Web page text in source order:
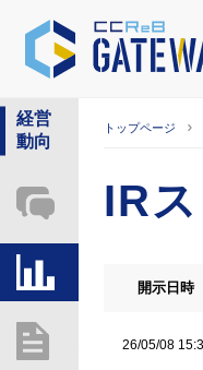
経営
動向
ホットワード分
総研レポート・
トップページ
IR
開示日時
26/05/08